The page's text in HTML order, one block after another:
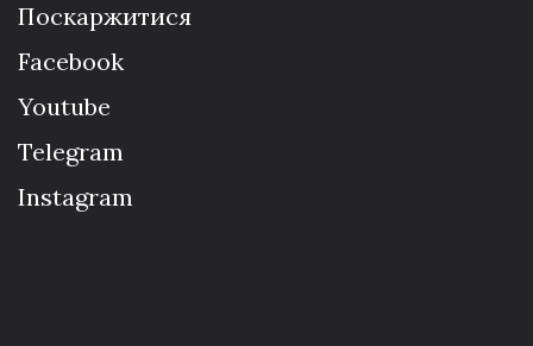
Поскаржитися
Facebook
Youtube
Telegram
Instagram